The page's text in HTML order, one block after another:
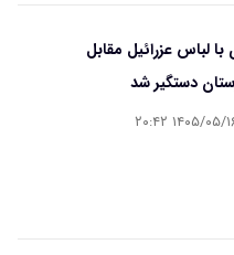
لباس عزرائیل مقابل
دستگیر شد
۰۵/۱۶ ۲۰:۴۲